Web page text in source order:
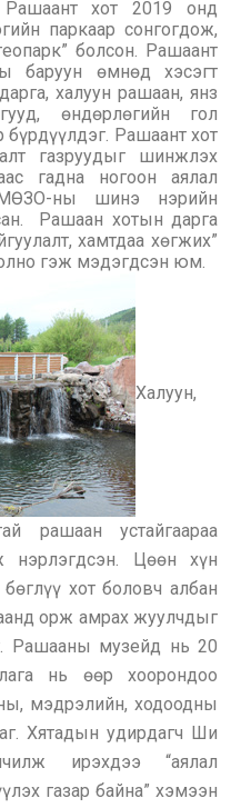
хот 2019 онд
паркаар сонгогдож,
болсон. Рашаант
баруун өмнөд хэсэгт
халуун рашаан, янз
өндөрлөгийн гол
бүрдүүлдэг. Рашаант хот
газруудыг шинжлэх
гадна ногоон аялал
ны шинэ нэрийн
Рашаан хотын дарга
хамтдаа хөгжих”
гэж мэдэгдсэн юм.
Халуун,
рашаан устайгаараа
нэрлэгдсэн. Цөөн хүн
хот боловч албан
орж амрах жуулчдыг
Рашааны музейд нь 20
нь өөр хоорондоо
мэдрэлийн, ходоодны
Хятадын удирдагч Ши
ирэхдээ “аялал
газар байна” хэмээн